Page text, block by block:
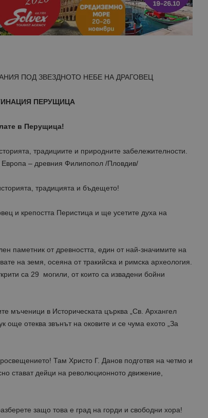
ПОД ЗВЕЗДНОТО НЕБЕ НА ДРАГОВЕЦ
ПЕРУЩИЦА
в Перущица!
традициите и природните забележителности.
– древния Филипопол /Пловдив/
традицията и бъдещето!
и крепостта Перистица и ще усетите духа на
паметник от древността, един от най-значимите на
на земя, осеяна от тракийска и римска археология.
са 29 могили, от които са извадени бойни
мъченици в Историческата църква „Св. Архангел
още отеква звънът на оковите и се чума ехото „За
Там Христо Г. Данов подготвя на четмо и
стават дейци на революционното движение,
защо това е град на горди и свободни хора!